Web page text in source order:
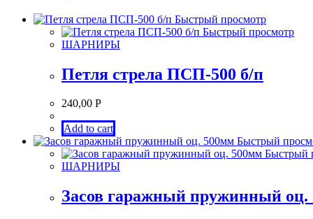
Быстрый просмотр
Быстрый просмотр
ШАРНИРЫ
Петля стрела ПСП-500 б/п
240,00 Р
Add to cart
Быстрый
Быстрый
ШАРНИРЫ
Засов гаражный пружинный оц.